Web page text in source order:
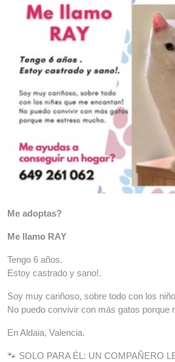
Me adoptas?
Me llamo RAY
Tengo 6 años.
Estoy castrado y sano!.
Soy muy cariñoso, sobre todo con los
No puedo convivir con más gatos porque
En Aldaia, Valencia.
🐾 SOLO PARA ÉL: UN COMPAÑERO